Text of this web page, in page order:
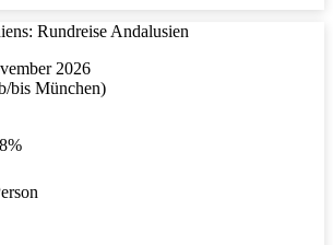
Rundreise Andalusien
2026
bis München)